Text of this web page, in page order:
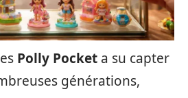
Polly Pocket a su capter
générations,